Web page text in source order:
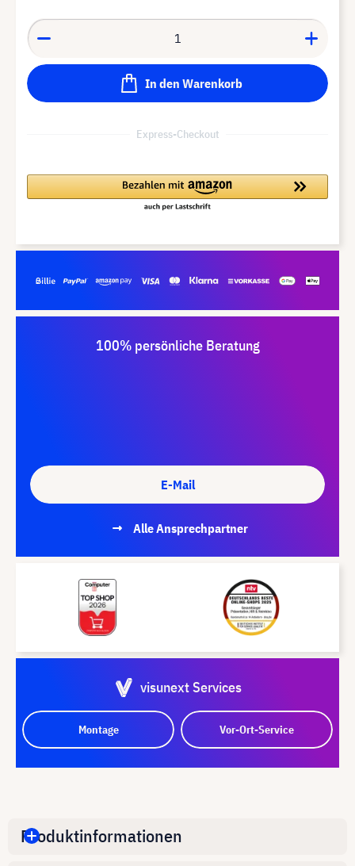
In den Warenkorb
Express-Checkout
100% persönliche Beratung
E-Mail
Alle Ansprechpartner
visunext Services
Montage Vor-Ort-Service
Produktinformationen